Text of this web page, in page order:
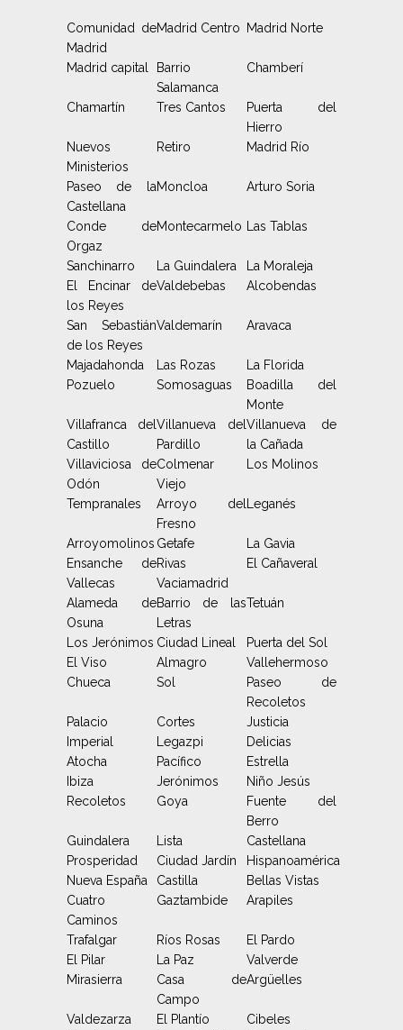
Comunidad de
Madrid
Madrid Centro Madrid Norte
Madrid capital
Barrio
Salamanca
Chamberí
Chamartín Tres Cantos
Puerta del
Hierro
Nuevos
Ministerios
Retiro Madrid Río
Paseo de la
Castellana
Moncloa Arturo Soria
Conde de
Orgaz
Montecarmelo Las Tablas
Sanchinarro La Guindalera
La Moraleja
El Encinar de
los Reyes
Valdebebas Alcobendas
San Sebastián
de los Reyes
Valdemarín Aravaca
Majadahonda Las Rozas
La Florida
Pozuelo
Somosaguas
Boadilla del
Monte
Villafranca del
Castillo
Villanueva del
Pardillo
Villanueva de
la Cañada
Villaviciosa de
Odón
Colmenar
Viejo
Los Molinos
Tempranales
Arroyo del
Fresno
Leganés
Arroyomolinos Getafe
La Gavia
Ensanche de
Vallecas
Rivas
Vaciamadrid
El Cañaveral
Alameda de
Osuna
Barrio de las
Letras
Tetuán
Los Jerónimos Ciudad Lineal
Puerta del Sol
El Viso
Almagro
Vallehermoso
Chueca
Sol
Paseo de
Recoletos
Palacio
Cortes
Justicia
Imperial
Legazpi
Delicias
Atocha
Pacífico
Estrella
Ibiza
Jerónimos
Niño Jesús
Recoletos
Goya
Fuente del
Berro
Guindalera
Lista
Castellana
Prosperidad
Ciudad Jardín
Hispanoamérica
Nueva España
Castilla
Bellas Vistas
Cuatro
Caminos
Gaztambide Arapiles
Trafalgar Ríos Rosas
El Pardo
El Pilar
La Paz
Valverde
Mirasierra
Casa de
Campo
Argüelles
Valdezarza El Plantío
Cibeles